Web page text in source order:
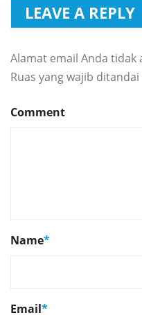
LEAVE A REPLY
Alamat email Anda tidak
Ruas yang wajib ditandai
Comment
Name*
Email*